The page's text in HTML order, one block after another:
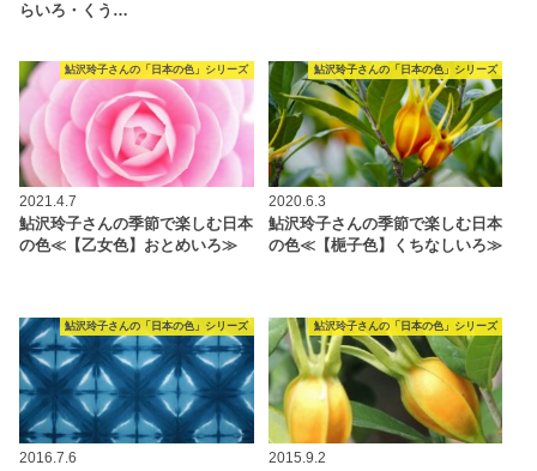
らいろ・くう…
鮎沢玲子さんの「日本の色」シリーズ
2021.4.7
鮎沢玲子さんの季節で楽しむ日本
の色≪【乙女色】おとめいろ≫
鮎沢玲子さんの「日本の色」シリーズ
2020.6.3
鮎沢玲子さんの季節で楽しむ日本
の色≪【梔子色】くちなしいろ≫
鮎沢玲子さんの「日本の色」シリーズ
2016.7.6
鮎沢玲子さんの「日本の色」シリーズ
2015.9.2